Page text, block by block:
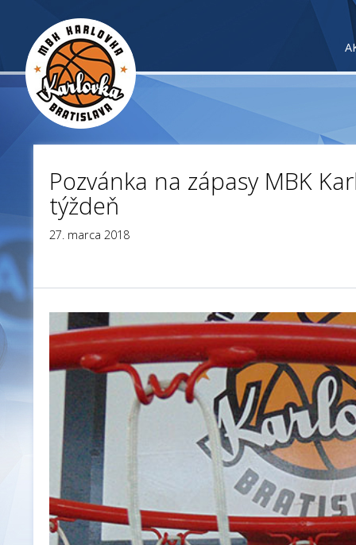
Pozvánka na zápasy MBK
týždeň
27. marca 2018